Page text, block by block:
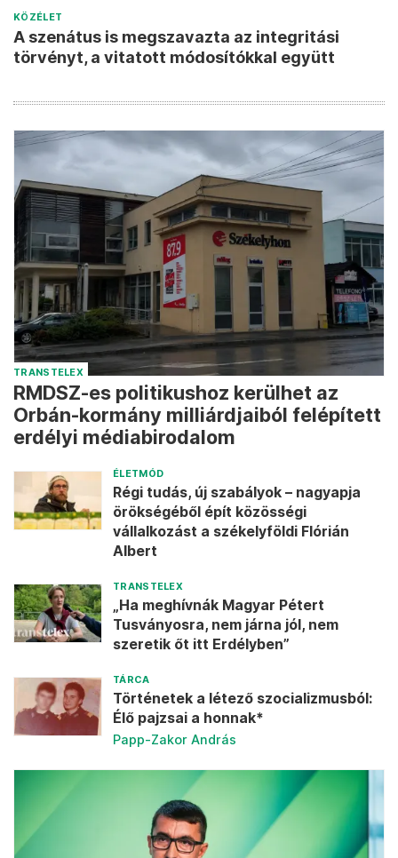
KÖZÉLET
A szenátus is megszavazta az integritási
törvényt, a vitatott módosítókkal együtt
TRANSTELEX
RMDSZ-es politikushoz kerülhet az
Orbán-kormány milliárdjaiból felépített
erdélyi médiabirodalom
ÉLETMÓD
Régi tudás, új szabályok – nagyapja
örökségéből épít közösségi
vállalkozást a székelyföldi Flórián
Albert
TRANSTELEX
„Ha meghívnák Magyar Pétert
Tusványosra, nem járna jól, nem
szeretik őt itt Erdélyben”
TÁRCA
Történetek a létező szocializmusból:
Élő pajzsai a honnak*
Papp-Zakor András